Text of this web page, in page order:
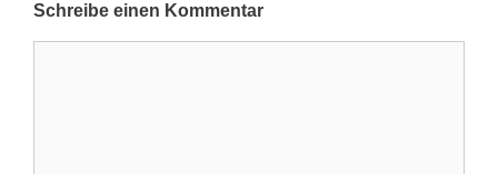
Schreibe einen Kommentar